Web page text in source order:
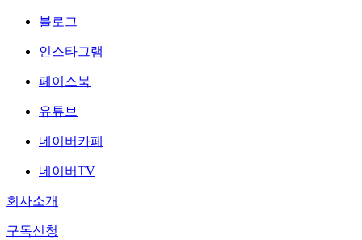
블로그
인스타그램
페이스북
유튜브
네이버카페
네이버TV
회사소개
구독신청